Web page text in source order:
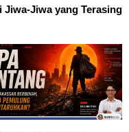
Jiwa-Jiwa yang Terasing